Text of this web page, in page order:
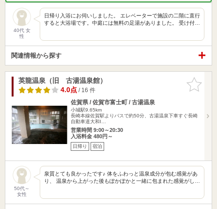
40代 女
性
日帰り入浴にお伺いしました。 エレベーターで施設の二階に直行
すると大浴場です。中庭には無料の足湯がありました。 受け付…
関連情報から探す
お気に入
りに追加
英龍温泉（旧 古湯温泉館）
4.0点/ 16 件
佐賀県 / 佐賀市富士町 / 古湯温泉
小城駅9.65km
長崎本線佐賀駅よりバスで約50分、古湯温泉下車すぐ長崎
自動車道大和I…
営業時間 9:00～20:30
入浴料金 480円～
日帰り 宿泊
50代～
女性
泉質とても良かったです♪ 体をふわっと温泉成分が包む感覚があ
り、 温泉から上がった後もぽかぽかと一緒に包まれた感覚がし…